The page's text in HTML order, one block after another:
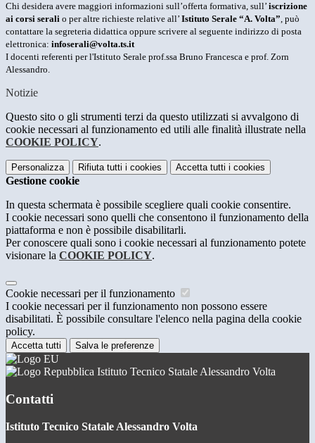
Chi desidera avere maggiori informazioni sull’offerta formativa, sull’ iscrizione
ai corsi serali o per altre richieste relative all’ Istituto Serale “A. Volta”, può
contattare la segreteria didattica oppure scrivere al seguente indirizzo di posta
elettronica: infoserali@volta.ts.it
I docenti referenti per l'Istituto Serale prof.ssa Bruno Francesca e prof. Zorn
Alessandro.
Notizie
Questo sito o gli strumenti terzi da questo utilizzati si avvalgono di
cookie necessari al funzionamento ed utili alle finalità illustrate nella
COOKIE POLICY.
Personalizza Rifiuta tutti i cookies Accetta tutti i cookies
Gestione cookie
In questa schermata è possibile scegliere quali cookie consentire.
I cookie necessari sono quelli che consentono il funzionamento della
piattaforma e non è possibile disabilitarli.
Per conoscere quali sono i cookie necessari al funzionamento potete
visionare la COOKIE POLICY.
Cookie necessari per il funzionamento
I cookie necessari per il funzionamento non possono essere
disabilitati. È possibile consultare l'elenco nella pagina della cookie
policy.
Accetta tutti Salva le preferenze
Istituto Tecnico Statale Alessandro Volta
Contatti
Istituto Tecnico Statale Alessandro Volta